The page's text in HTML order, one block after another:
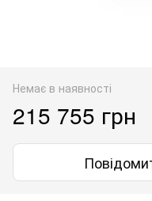
Немає в наявності
215 755 грн